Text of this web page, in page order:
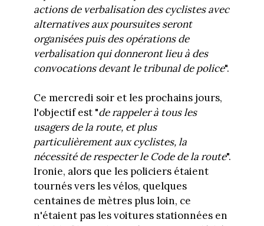
actions de verbalisation des cyclistes avec
alternatives aux poursuites seront
organisées puis des opérations de
verbalisation qui donneront lieu à des
convocations devant le tribunal de police".
Ce mercredi soir et les prochains jours,
l'objectif est "de rappeler à tous les
usagers de la route, et plus
particulièrement aux cyclistes, la
nécessité de respecter le Code de la route".
Ironie, alors que les policiers étaient
tournés vers les vélos, quelques
centaines de mètres plus loin, ce
n'étaient pas les voitures stationnées en